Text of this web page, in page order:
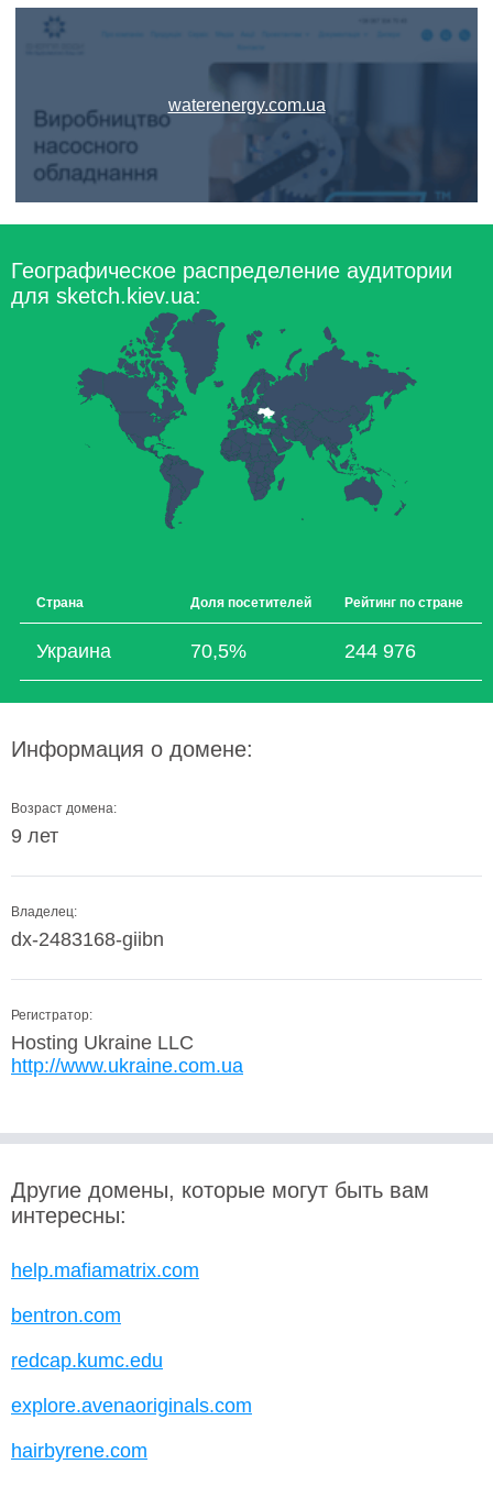
waterenergy.com.ua
Географическое распределение аудитории
для sketch.kiev.ua:
Страна Доля посетителей Рейтинг по стране
Украина 70,5% 244 976
Информация о домене:
Возраст домена:
9 лет
Владелец:
dx-2483168-giibn
Регистратор:
Hosting Ukraine LLC
http://www.ukraine.com.ua
Другие домены, которые могут быть вам
интересны:
help.mafiamatrix.com
bentron.com
redcap.kumc.edu
explore.avenaoriginals.com
hairbyrene.com